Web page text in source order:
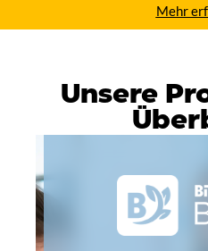
Mehr
Unsere
ermöglichen wir
fehlerfreien